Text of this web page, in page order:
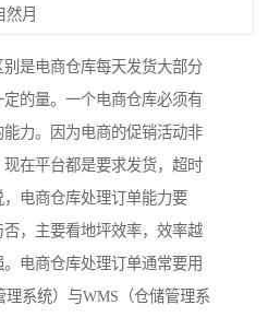
然月
是电商仓库每天发货大部分
的量。一个电商仓库必须有
力。因为电商的促销活动非
在平台都是要求发货，超时
电商仓库处理订单能力要
，主要看地坪效率，效率越
电商仓库处理订单通常要用
理系统）与WMS（仓储管理系